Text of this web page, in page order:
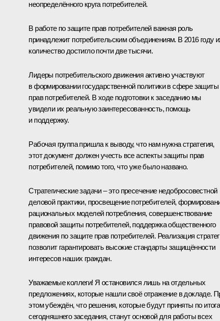
неопределённого круга потребителей.
В работе по защите прав потребителей важная роль
принадлежит потребительским объединениям. В 2016 году
количество достигло почти две тысячи.
Лидеры потребительского движения активно участвуют
в формировании государственной политики в сфере защиты
прав потребителей. В ходе подготовки к заседанию мы
увидели их реальную заинтересованность, помощь
и поддержку.
Рабочая группа пришла к выводу, что нам нужна стратегия,
этот документ должен учесть все аспекты защиты прав
потребителей, помимо того, что уже было названо.
Стратегические задачи – это пресечение недобросовестной
деловой практики, просвещение потребителей,
рациональных моделей потребления, совершенствование
правовой защиты потребителей, поддержка общественного
движения по защите прав потребителей. Реализация
позволит гарантировать высокие стандарты защищённости
интересов наших граждан.
Уважаемые коллеги! Я остановился лишь на отдельных
предложениях, которые нашли своё отражение в докладе.
этом убеждён, что решения, которые будут приняты по
сегодняшнего заседания, станут основой для работы всех